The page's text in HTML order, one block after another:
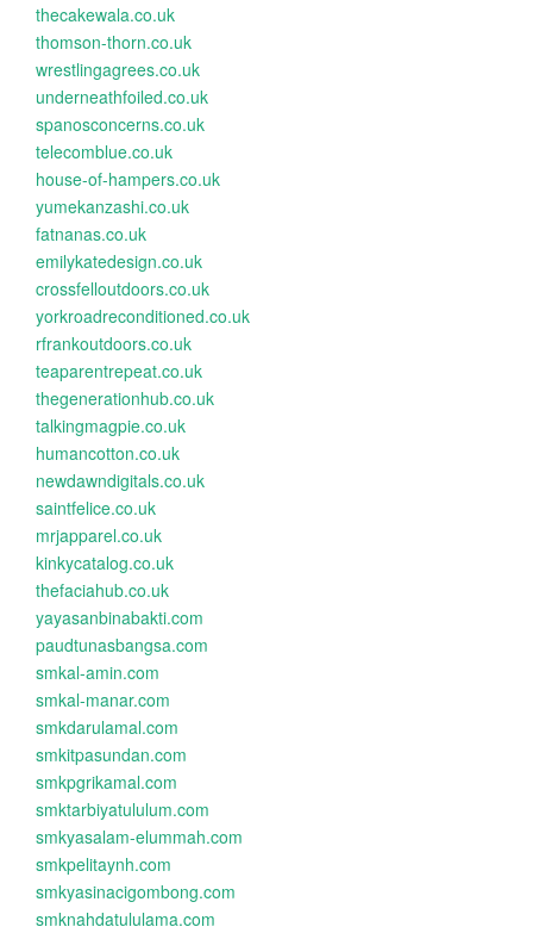
thecakewala.co.uk
thomson-thorn.co.uk
wrestlingagrees.co.uk
underneathfoiled.co.uk
spanosconcerns.co.uk
telecomblue.co.uk
house-of-hampers.co.uk
yumekanzashi.co.uk
fatnanas.co.uk
emilykatedesign.co.uk
crossfelloutdoors.co.uk
yorkroadreconditioned.co.uk
rfrankoutdoors.co.uk
teaparentrepeat.co.uk
thegenerationhub.co.uk
talkingmagpie.co.uk
humancotton.co.uk
newdawndigitals.co.uk
saintfelice.co.uk
mrjapparel.co.uk
kinkycatalog.co.uk
thefaciahub.co.uk
yayasanbinabakti.com
paudtunasbangsa.com
smkal-amin.com
smkal-manar.com
smkdarulamal.com
smkitpasundan.com
smkpgrikamal.com
smktarbiyatululum.com
smkyasalam-elummah.com
smkpelitaynh.com
smkyasinacigombong.com
smknahdatululama.com